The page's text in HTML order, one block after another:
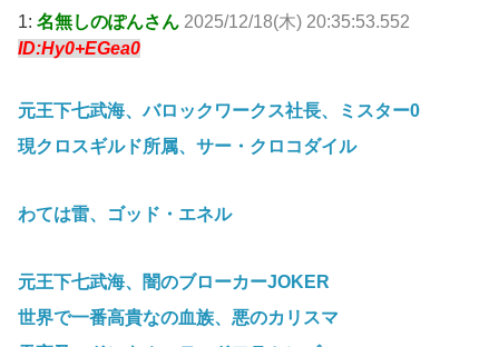
1: 名無しのぽんさん 2025/12/18(木) 20:35:53.552
ID:Hy0+EGea0
元王下七武海、バロックワークス社長、ミスター0
現クロスギルド所属、サー・クロコダイル
わては雷、ゴッド・エネル
元王下七武海、闇のブローカーJOKER
世界で一番高貴なの血族、悪のカリスマ